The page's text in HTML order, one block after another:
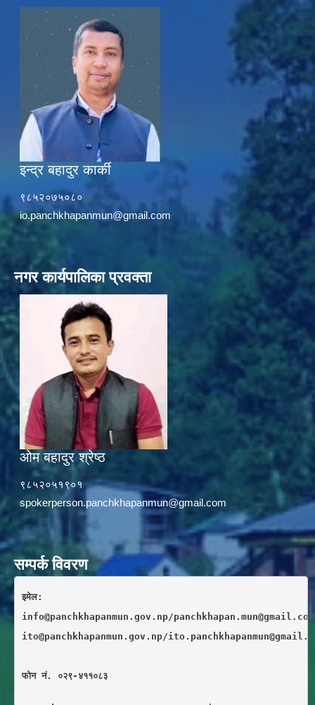
इन्द्र बहादुर कार्की
९८५२०७५०८०
io.panchkhapanmun@gmail.com
नगर कार्यपालिका प्रवक्ता
ओम बहादुर श्रेष्ठ
९८५२०५१९०१
spokerperson.panchkhapanmun@gmail.com
सम्पर्क विवरण
इमेल:
info@panchkhapanmun.gov.np/
ito@panchkhapanmun.gov.np/
फाेन नं. ०२९-४११०८३